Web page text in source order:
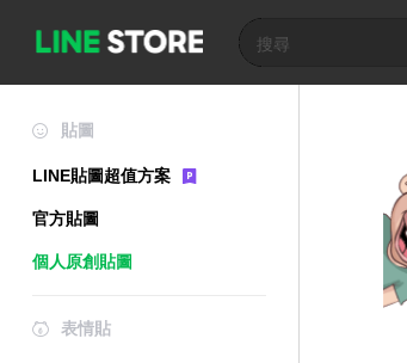
貼圖
LINE貼圖超值方案
官方貼圖
個人原創貼圖
表情貼